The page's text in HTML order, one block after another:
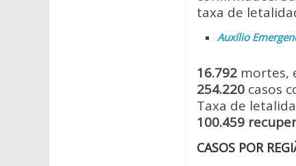
A
p
p
o
o
taxa de
Auxílio
16.792 mortes,
254.220 casos
Taxa de
100.459
CASOS POR